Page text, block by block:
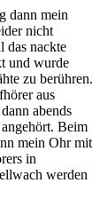
dann mein
nicht
das nackte
und wurde
zu berühren.
aus
abends
Beim
mein Ohr mit
in
werden